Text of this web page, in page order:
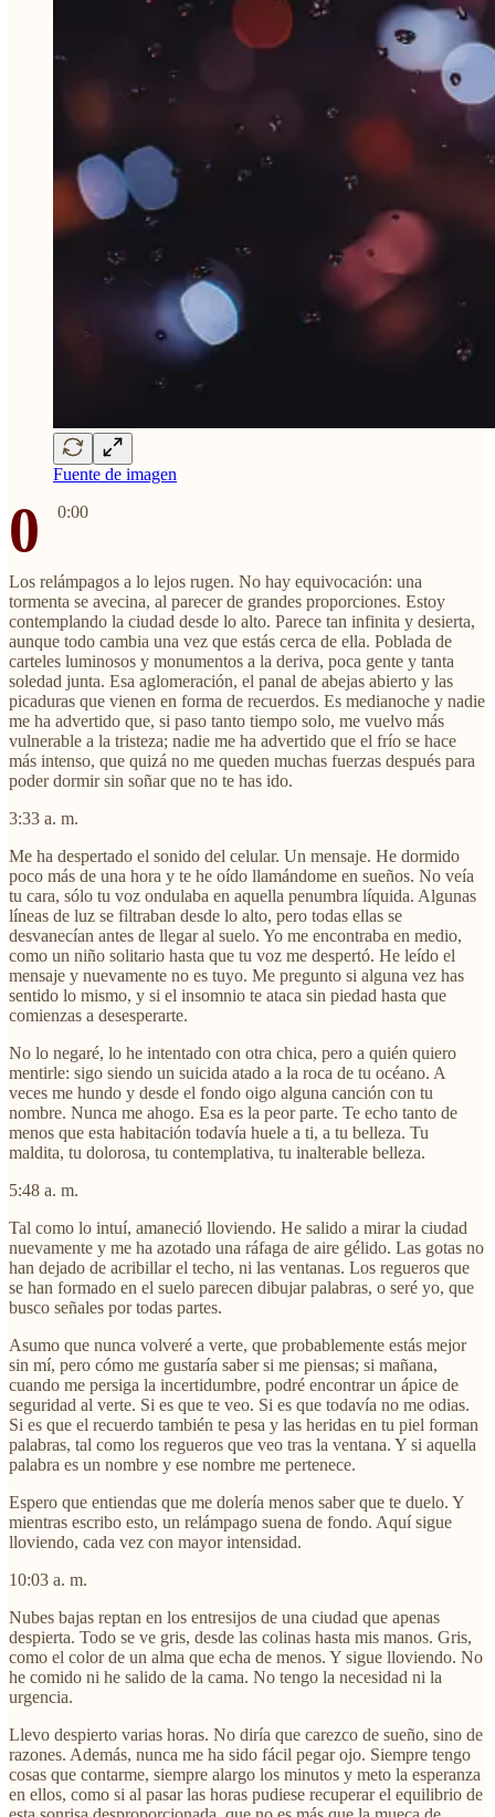
Fuente de imagen
0 0:00
Los relámpagos a lo lejos rugen. No hay equivocación: una
tormenta se avecina, al parecer de grandes proporciones. Estoy
contemplando la ciudad desde lo alto. Parece tan infinita y desierta,
aunque todo cambia una vez que estás cerca de ella. Poblada de
carteles luminosos y monumentos a la deriva, poca gente y tanta
soledad junta. Esa aglomeración, el panal de abejas abierto y las
picaduras que vienen en forma de recuerdos. Es medianoche y nadie
me ha advertido que, si paso tanto tiempo solo, me vuelvo más
vulnerable a la tristeza; nadie me ha advertido que el frío se hace
más intenso, que quizá no me queden muchas fuerzas después para
poder dormir sin soñar que no te has ido.
3:33 a. m.
Me ha despertado el sonido del celular. Un mensaje. He dormido
poco más de una hora y te he oído llamándome en sueños. No veía
tu cara, sólo tu voz ondulaba en aquella penumbra líquida. Algunas
líneas de luz se filtraban desde lo alto, pero todas ellas se
desvanecían antes de llegar al suelo. Yo me encontraba en medio,
como un niño solitario hasta que tu voz me despertó. He leído el
mensaje y nuevamente no es tuyo. Me pregunto si alguna vez has
sentido lo mismo, y si el insomnio te ataca sin piedad hasta que
comienzas a desesperarte.
No lo negaré, lo he intentado con otra chica, pero a quién quiero
mentirle: sigo siendo un suicida atado a la roca de tu océano. A
veces me hundo y desde el fondo oigo alguna canción con tu
nombre. Nunca me ahogo. Esa es la peor parte. Te echo tanto de
menos que esta habitación todavía huele a ti, a tu belleza. Tu
maldita, tu dolorosa, tu contemplativa, tu inalterable belleza.
5:48 a. m.
Tal como lo intuí, amaneció lloviendo. He salido a mirar la ciudad
nuevamente y me ha azotado una ráfaga de aire gélido. Las gotas no
han dejado de acribillar el techo, ni las ventanas. Los regueros que
se han formado en el suelo parecen dibujar palabras, o seré yo, que
busco señales por todas partes.
Asumo que nunca volveré a verte, que probablemente estás mejor
sin mí, pero cómo me gustaría saber si me piensas; si mañana,
cuando me persiga la incertidumbre, podré encontrar un ápice de
seguridad al verte. Si es que te veo. Si es que todavía no me odias.
Si es que el recuerdo también te pesa y las heridas en tu piel forman
palabras, tal como los regueros que veo tras la ventana. Y si aquella
palabra es un nombre y ese nombre me pertenece.
Espero que entiendas que me dolería menos saber que te duelo. Y
mientras escribo esto, un relámpago suena de fondo. Aquí sigue
lloviendo, cada vez con mayor intensidad.
10:03 a. m.
Nubes bajas reptan en los entresijos de una ciudad que apenas
despierta. Todo se ve gris, desde las colinas hasta mis manos. Gris,
como el color de un alma que echa de menos. Y sigue lloviendo. No
he comido ni he salido de la cama. No tengo la necesidad ni la
urgencia.
Llevo despierto varias horas. No diría que carezco de sueño, sino de
razones. Además, nunca me ha sido fácil pegar ojo. Siempre tengo
cosas que contarme, siempre alargo los minutos y meto la esperanza
en ellos, como si al pasar las horas pudiese recuperar el equilibrio de